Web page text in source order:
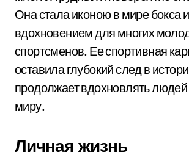
Она стала иконою в мире бокса и
вдохновением для многих
спортсменов. Ее спортивная
оставила глубокий след в
продолжает вдохновлять
миру.
Личная жизнь